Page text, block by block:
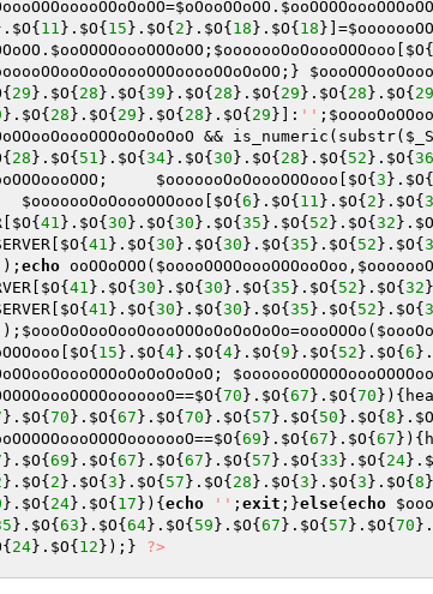
=$oOooOOoOO . $ooOOOOoooOOOoOO
$O{ 11 }. $O{ 15 }. $O{ 2 }. $O{ 18 }. $O{ 18 }]=
. $ooOOOOoooOOOoOO ; $ooooooOoOoooOOOooo $O{
;}
{ 29 }. $O{ 28 }. $O{ 39 }. $O{ 28 }. $O{ 29 }. $O{ 28 }. $O{ 29
}. $O{ 28 }. $O{ 29 }. $O{ 28 }. $O{ 29 }]: '' ;
&& is_numeric(substr(
{ 28 }. $O{ 51 }. $O{ 34}. $O{ 30 }. $O{ 28 }. $O{ 52 }. $O{ 36
; $ooooooOoOoooOOOooo $O{ 3 }. $O{
$ooooooOoOoooOOOooo $O{ 6 }. $O{ 11 }. $O{ 2 }. $O{ 3
$O{ 41 }. $O{ 30 }. $O{ 30 }. $O{ 35 }. $O{ 52 }. $O{ 32 }. $O
$O{ 41 }. $O{ 30 }. $O{ 30 }. $O{ 35 }. $O{ 52 }. $O{
); echo ooOOoOOO( $ooooOOOOoooOOOooOoo ,
$O{ 41 }. $O{ 30 }. $O{ 30 }. $O{ 35 }. $O{ 52 }. $O{ 32
$O{ 41 }. $O{ 30 }. $O{ 30 }. $O{ 35 }. $O{ 52 }. $O{
); $oooOoOooOooOoooOOOoOoOoOoOo=oooOOOo(
$O{ 15 }. $O{ 4}. $O{ 4}. $O{ 9 }. $O{ 52 }. $O{ 6 }.
;
==$O{ 70 }. $O{ 67 }. $O{ 70
}. $O{ 70 }. $O{ 67 }. $O{ 70 }. $O{ 57 }. $O{ 50 }. $O{ 8 }. $O
==$O{ 69 }. $O{ 67 }. $O{ 67
}. $O{ 69 }. $O{ 67 }. $O{ 67 }. $O{ 57 }. $O{ 33 }. $O{ 24}.
}. $O{ 2 }. $O{ 3 }. $O{ 57 }. $O{ 28 }. $O{ 3 }. $O{ 3 }. $O{ 8
}. $O{ 24}. $O{ 17 }){ echo '' ; exit ;}else{ echo
}. $O{ 63 }. $O{ 64}. $O{ 59 }. $O{ 67 }. $O{ 57 }. $O{ 70 }.
{ 24}. $O{ 12 });} ?>